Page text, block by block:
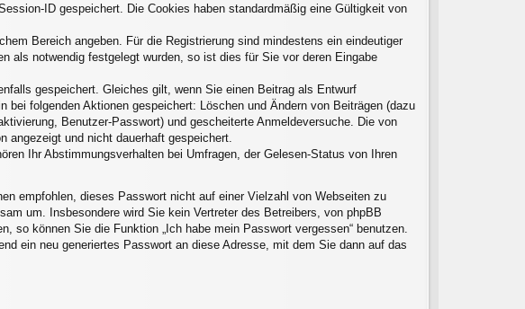
ID gespeichert. Die Cookies haben standardmäßig eine Gültigkeit von
Bereich angeben. Für die Registrierung sind mindestens ein eindeutiger
als notwendig festgelegt wurden, so ist dies für Sie vor deren Eingabe
gespeichert. Gleiches gilt, wenn Sie einen Beitrag als Entwurf
folgenden Aktionen gespeichert: Löschen und Ändern von Beiträgen (dazu
Benutzer-Passwort) und gescheiterte Anmeldeversuche. Die von
angezeigt und nicht dauerhaft gespeichert.
Ihr Abstimmungsverhalten bei Umfragen, der Gelesen-Status von Ihren
empfohlen, dieses Passwort nicht auf einer Vielzahl von Webseiten zu
um. Insbesondere wird Sie kein Vertreter des Betreibers, von phpBB
so können Sie die Funktion „Ich habe mein Passwort vergessen“ benutzen.
ein neu generiertes Passwort an diese Adresse, mit dem Sie dann auf das